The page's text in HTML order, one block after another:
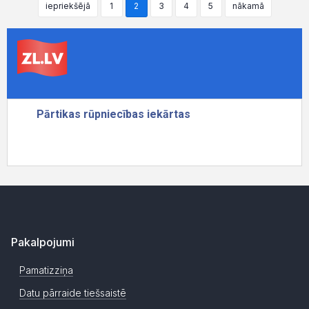
iepriekšējā 1 2 3 4 5 nākamā
Pakalpojumi
Pamatizziņa
Datu pārraide tiešsaistē